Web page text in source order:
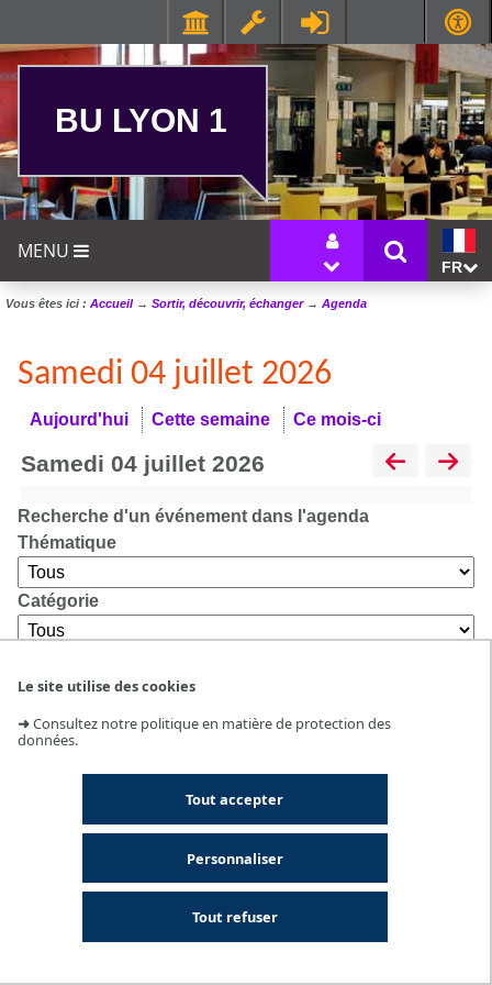
Le site utilise des cookies
➜Consultez notre politique en matière de protection des
données.
Tout accepter
Tout refuser
Personnaliser
BU LYON 1
MENU
FR
Vous êtes ici : Accueil→ Sortir, découvrir, échanger→ Agenda
Samedi 04 juillet 2026
Aujourd'hui Cette semaine Ce mois-ci
samedi 04 juillet 2026
Recherche d'un événement dans l'agenda
Thématique
Catégorie